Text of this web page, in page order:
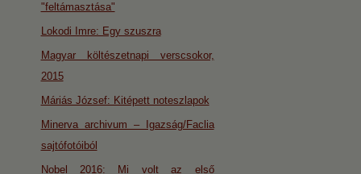
"feltámasztása"
Lokodi Imre: Egy szuszra
Magyar költészetnapi verscsokor,
2015
Máriás József: Kitépett noteszlapok
Minerva archivum – Igazság/Faclia
sajtófotóiból
Nobel 2016: Mi volt az első